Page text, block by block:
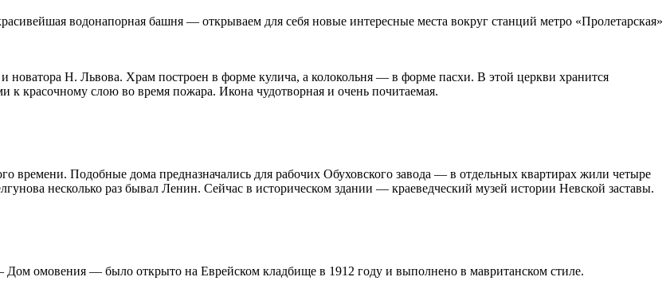
водонапорная башня — открываем для себя новые интересные места вокруг станций метро «Пролетарская»
Н. Львова. Храм построен в форме кулича, а колокольня — в форме пасхи. В этой церкви хранится
красочному слою во время пожара. Икона чудотворная и очень почитаемая.
времени. Подобные дома предназначались для рабочих Обуховского завода — в отдельных квартирах жили четыре
несколько раз бывал Ленин. Сейчас в историческом здании — краеведческий музей истории Невской заставы.
Дом омовения — было открыто на Еврейском кладбище в 1912 году и выполнено в мавританском стиле.